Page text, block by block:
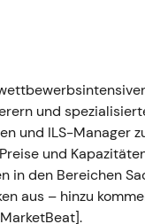
war ein
als
[4],[37],[33]
auf Basis
und
und ILS-Manager
und
in den Bereichen
aus – hinzu